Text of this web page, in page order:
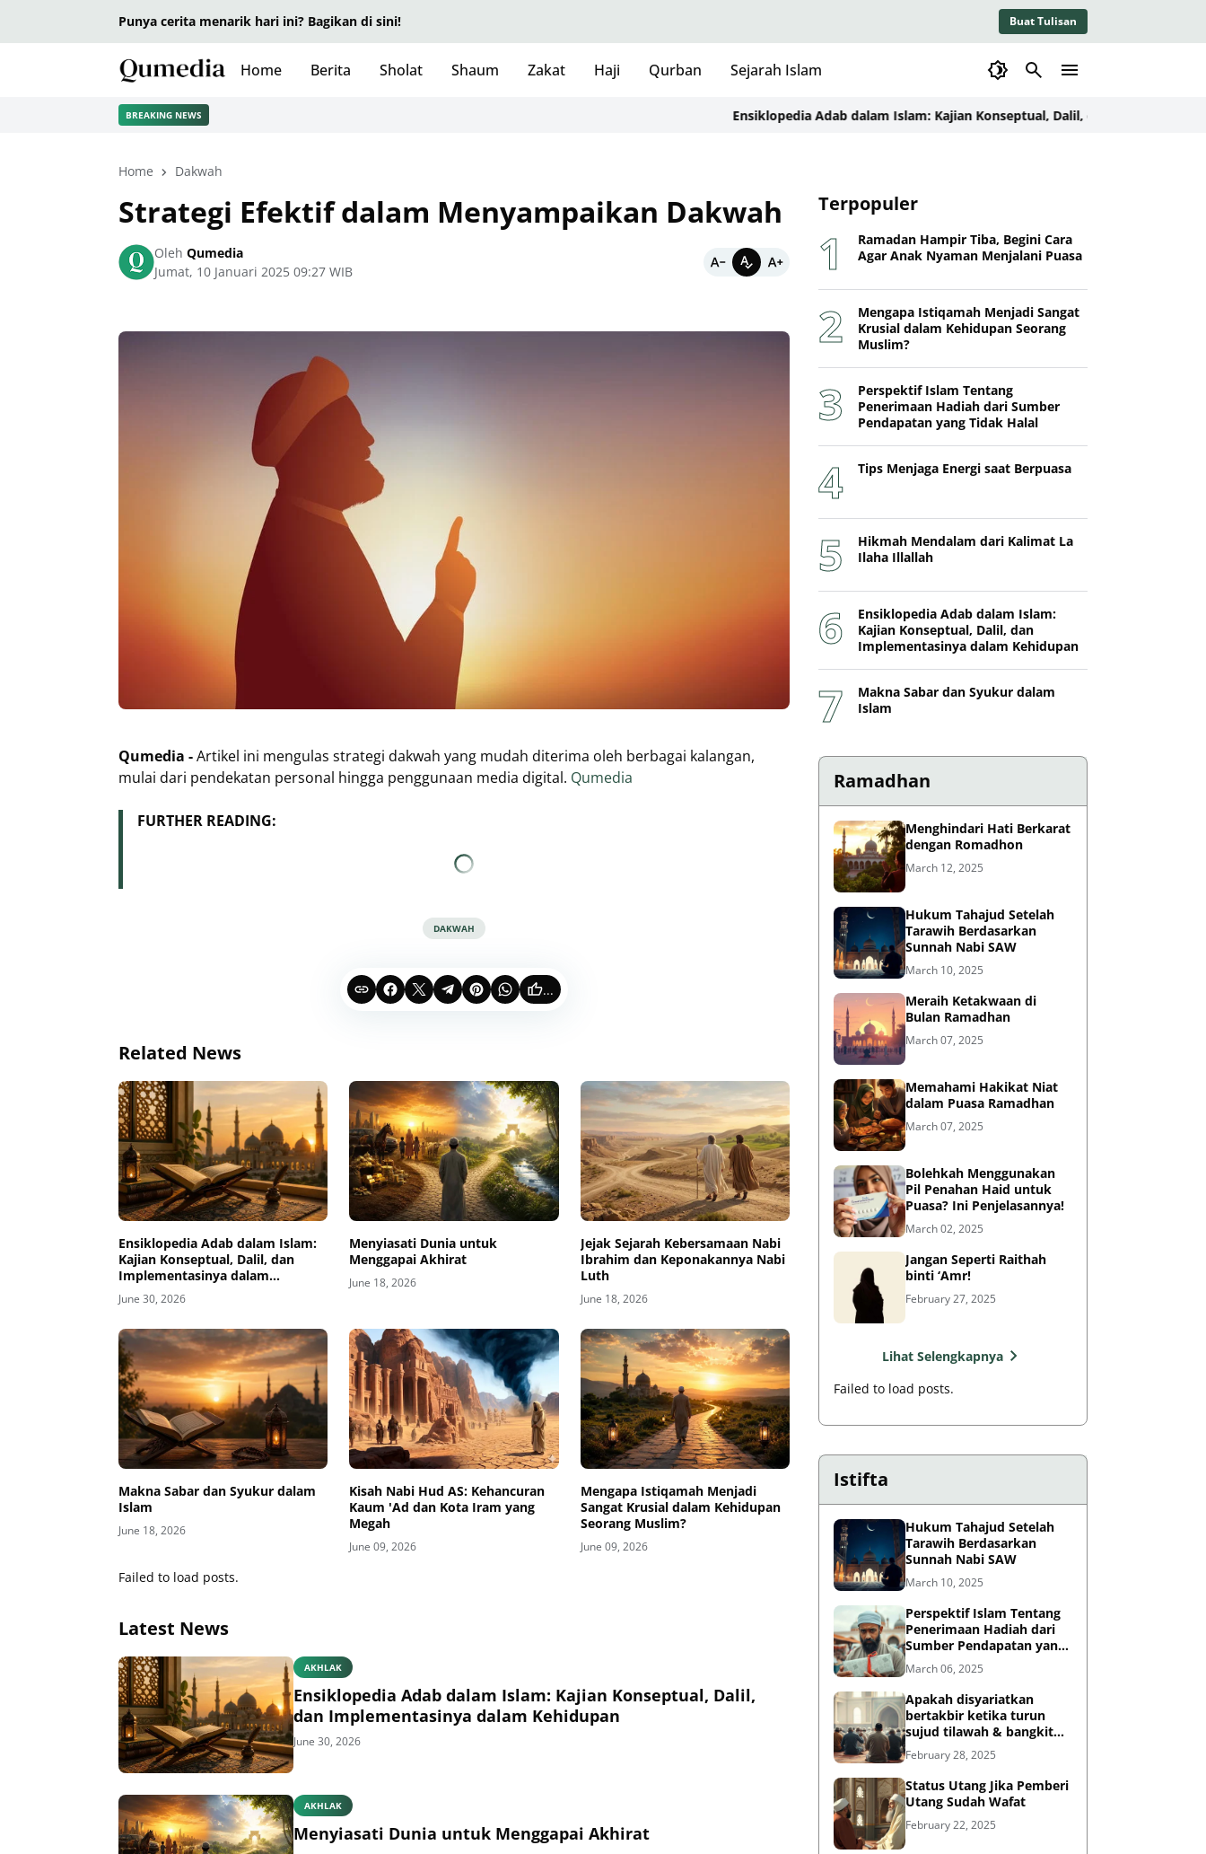
Punya cerita menarik hari ini? Bagikan di sini! Buat Tulisan
Home Berita Sholat Shaum Zakat Haji Qurban Sejarah Islam
BREAKING NEWS Ensiklopedia Adab dalam Islam: Kajian Konseptual, Dalil, dan Implementasinya
Home Dakwah
Strategi Efektif dalam Menyampaikan Dakwah
Oleh Qumedia
Jumat, 10 Januari 2025 09:27 WIB
Qumedia -Artikel ini mengulas strategi dakwah yang mudah diterima oleh berbagai kalangan,
mulai dari pendekatan personal hingga penggunaan media digital. Qumedia
FURTHER READING:
DAKWAH
...
Related News
Ensiklopedia Adab dalam Islam:
Kajian Konseptual, Dalil, dan
Implementasinya dalam
Kehidupan
June 30, 2026
Menyiasati Dunia untuk
Menggapai Akhirat
June 18, 2026
Jejak Sejarah Kebersamaan Nabi
Ibrahim dan Keponakannya Nabi
Luth
June 18, 2026
Makna Sabar dan Syukur dalam
Islam
June 18, 2026
Kisah Nabi Hud AS: Kehancuran
Kaum 'Ad dan Kota Iram yang
Megah
June 09, 2026
Mengapa Istiqamah Menjadi
Sangat Krusial dalam Kehidupan
Seorang Muslim?
June 09, 2026
Failed to load posts.
Latest News
AKHLAK
Ensiklopedia Adab dalam Islam: Kajian Konseptual, Dalil,
dan Implementasinya dalam Kehidupan
June 30, 2026
AKHLAK
Menyiasati Dunia untuk Menggapai Akhirat
Terpopuler
Ramadan Hampir Tiba, Begini Cara
Agar Anak Nyaman Menjalani Puasa
Mengapa Istiqamah Menjadi Sangat
Krusial dalam Kehidupan Seorang
Muslim?
Perspektif Islam Tentang
Penerimaan Hadiah dari Sumber
Pendapatan yang Tidak Halal
Tips Menjaga Energi saat Berpuasa
Hikmah Mendalam dari Kalimat La
Ilaha Illallah
Ensiklopedia Adab dalam Islam:
Kajian Konseptual, Dalil, dan
Implementasinya dalam Kehidupan
Makna Sabar dan Syukur dalam
Islam
Ramadhan
Menghindari Hati Berkarat
dengan Romadhon
March 12, 2025
Hukum Tahajud Setelah
Tarawih Berdasarkan
Sunnah Nabi SAW
March 10, 2025
Meraih Ketakwaan di
Bulan Ramadhan
March 07, 2025
Memahami Hakikat Niat
dalam Puasa Ramadhan
March 07, 2025
Bolehkah Menggunakan
Pil Penahan Haid untuk
Puasa? Ini Penjelasannya!
March 02, 2025
Jangan Seperti Raithah
binti ‘Amr!
February 27, 2025
Lihat Selengkapnya
Failed to load posts.
Istifta
Hukum Tahajud Setelah
Tarawih Berdasarkan
Sunnah Nabi SAW
March 10, 2025
Perspektif Islam Tentang
Penerimaan Hadiah dari
Sumber Pendapatan yang
Tidak Halal
March 06, 2025
Apakah disyariatkan
bertakbir ketika turun
sujud tilawah & bangkit
dari sujud tilawah yang
dilakukan dalam shalat?
February 28, 2025
Status Utang Jika Pemberi
Utang Sudah Wafat
February 22, 2025